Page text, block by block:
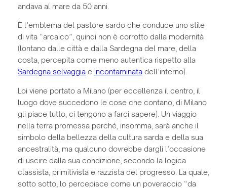
andava al mare da 50 anni.
È l’emblema del pastore sardo che conduce uno stile
di vita “arcaico”, quindi non è corrotto dalla modernità
(lontano dalle città e dalla Sardegna del mare, della
costa, percepita come meno autentica rispetto alla
Sardegna selvaggiae incontaminatadell’interno).
Loi viene portato a Milano (per eccellenza il centro, il
luogo dove succedono le cose che contano, di Milano
gli piace tutto, ci tengono a farci sapere). Un viaggio
nella terra promessa perché, insomma, sarà anche il
simbolo della bellezza della cultura sarda e della sua
ancestralità, ma qualcuno dovrebbe dargli l’occasione
di uscire dalla sua condizione, secondo la logica
classista, primitivista e razzista del progresso. La quale,
sotto sotto, lo percepisce come un poveraccio “da